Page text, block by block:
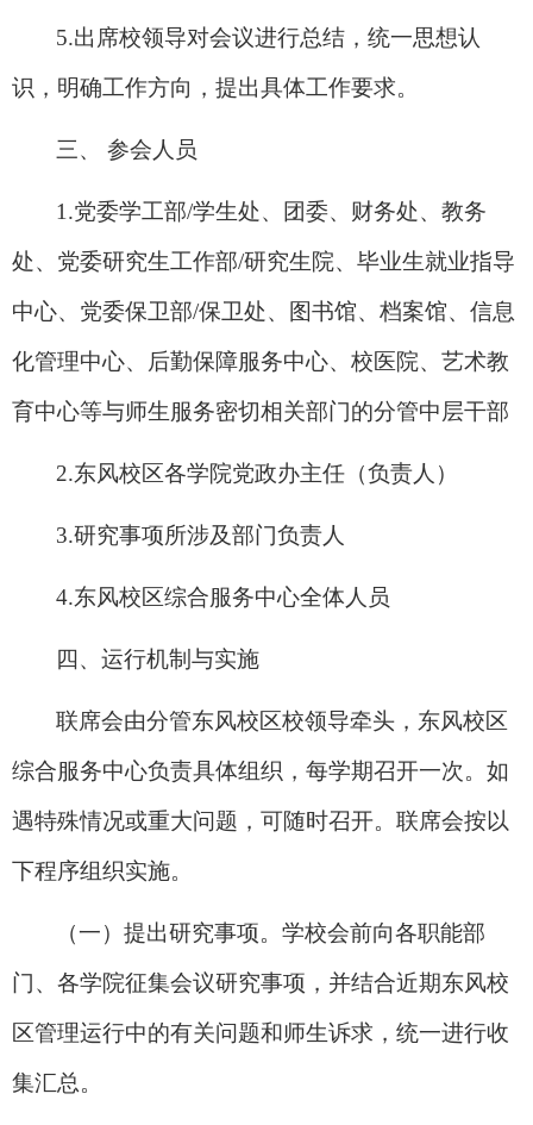
5.出席校领导对会议进行总结，统一思想认
识，明确工作方向，提出具体工作要求。
三、 参会人员
1.党委学工部/学生处、团委、财务处、教务
处、党委研究生工作部/研究生院、毕业生就业指导
中心、党委保卫部/保卫处、图书馆、档案馆、信息
化管理中心、后勤保障服务中心、校医院、艺术教
育中心等与师生服务密切相关部门的分管中层干部
2.东风校区各学院党政办主任（负责人）
3.研究事项所涉及部门负责人
4.东风校区综合服务中心全体人员
四、运行机制与实施
联席会由分管东风校区校领导牵头，东风校区
综合服务中心负责具体组织，每学期召开一次。如
遇特殊情况或重大问题，可随时召开。联席会按以
下程序组织实施。
（一）提出研究事项。 学校会前向各职能部
门、各学院征集会议研究事项，并结合近期东风校
区管理运行中的有关问题和师生诉求，统一进行收
集汇总。